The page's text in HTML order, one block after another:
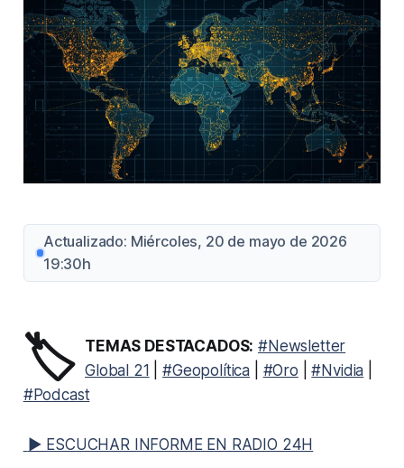
Actualizado: Miércoles, 20 de mayo de 2026
19:30h
🏷️ TEMAS DESTACADOS: #Newsletter
Global 21
|#Geopolítica #Oro |#Nvidia
#Podcast
▶ ESCUCHAR INFORME EN RADIO 24H